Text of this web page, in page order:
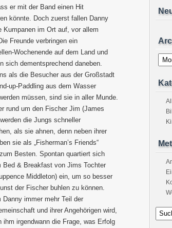
er mit der Band einen Hit
könnte. Doch zuerst fallen Danny
Kumpanen im Ort auf, vor allem
Freunde verbringen ein
Wochenende auf dem Land und
sich dementsprechend daneben.
als die Besucher aus der Großstadt
up-Paddling aus dem Wasser
müssen, sind sie in aller Munde.
rund um den Fischer Jim (James
die Jungs schneller
als sie ahnen, denn neben ihrer
sie als „Fisherman’s Friends“
Besten. Spontan quartiert sich
Bed & Breakfast von Jims Tochter
Middleton) ein, um so besser
der Fischer buhlen zu können.
Danny immer mehr Teil der
und ihrer Angehörigen wird,
ihm irgendwann die Frage, was Erfolg
Archiv